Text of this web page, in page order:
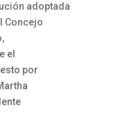
adoptada
Concejo
el
por